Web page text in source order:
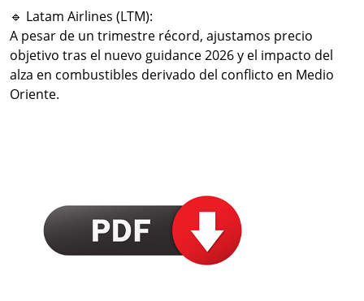
🔹 Latam Airlines (LTM):
A pesar de un trimestre récord, ajustamos precio
objetivo tras el nuevo guidance 2026 y el impacto del
alza en combustibles derivado del conflicto en Medio
Oriente.